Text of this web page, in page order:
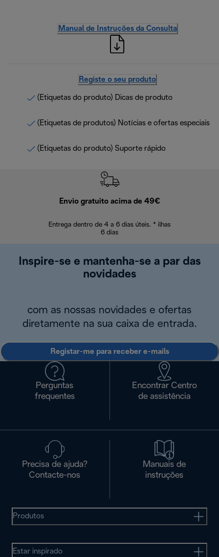
Manual de Instruções da Consulta
Registe o seu produto
(Etiquetas do produto) Dicas de produto
(Etiquetas de produtos) Notícias e ofertas especiais
(Etiquetas do produto) Suporte rápido
Envio gratuito acima de 49€
Entrega dentro de 4 a 6 dias úteis. * ilhas
6 dias
Inspire-se e mantenha-se a par das
novidades
com as nossas novidades e ofertas
diretamente na sua caixa de entrada.
Registar-me para receber e-mails
Perguntas
frequentes
Encontrar Centro
de assistência
Precisa de ajuda?
Contacte-nos
Manuais de
instruções
Produtos
Estar inspirado